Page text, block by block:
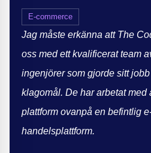
E-commerce
Jag måste erkänna att The
oss med ett kvalificerat team
ingenjörer som gjorde sitt
klagomål. De har arbetat med
plattform ovanpå en befintlig
handelsplattform.